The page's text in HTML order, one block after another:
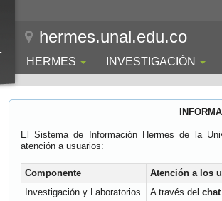
hermes.unal.edu.co
HERMES INVESTIGACIÓN
El Sistema de Información Hermes de la
atención a usuarios:
Componente Atención a los
Investigación y Laboratorios
A través del chat